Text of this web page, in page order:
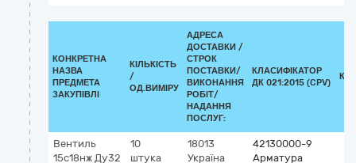
КОНКРЕТНА
НАЗВА
ПРЕДМЕТА
ЗАКУПІВЛІ
КІЛЬКІСТЬ
/
ОД.ВИМІРУ
АДРЕСА
ДОСТАВКИ /
СТРОК
ПОСТАВКИ/
ВИКОНАННЯ
РОБІТ/
НАДАННЯ
ПОСЛУГ:
КЛАСИФІКАТОР
ДК 021:2015 (CPV)
Вентиль
15с18нж Ду32
10
штука
18013
Україна
42130000-9
Арматура